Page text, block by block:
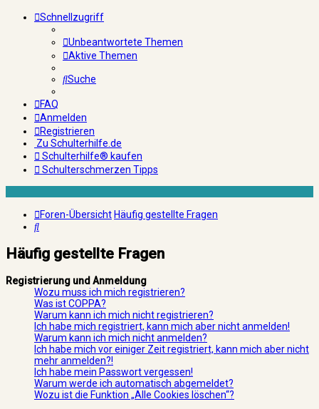
Schnellzugriff
Unbeantwortete Themen
Aktive Themen
Suche
FAQ
Anmelden
Registrieren
Zu Schulterhilfe.de
Schulterhilfe® kaufen
Schulterschmerzen Tipps
Foren-Übersicht Häufig gestellte Fragen
Suche
Häufig gestellte Fragen
Registrierung und Anmeldung
Wozu muss ich mich registrieren?
Was ist COPPA?
Warum kann ich mich nicht registrieren?
Ich habe mich registriert, kann mich aber nicht anmelden!
Warum kann ich mich nicht anmelden?
Ich habe mich vor einiger Zeit registriert, kann mich aber nicht
mehr anmelden?!
Ich habe mein Passwort vergessen!
Warum werde ich automatisch abgemeldet?
Wozu ist die Funktion „Alle Cookies löschen“?